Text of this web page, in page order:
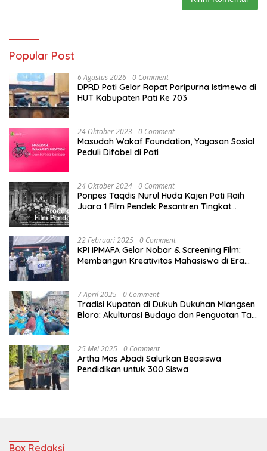
Popular Post
6 Agustus 2026 0 Comment
DPRD Pati Gelar Rapat Paripurna Istimewa di
HUT Kabupaten Pati Ke 703
24 Oktober 2023 0 Comment
Masudah Wakaf Foundation, Yayasan Sosial
Peduli Difabel di Pati
24 Oktober 2024 0 Comment
Ponpes Taqdis Nurul Huda Kajen Pati Raih
Juara 1 Film Pendek Pesantren Tingkat
22 Februari 2025 0 Comment
KPI IPMAFA Gelar Nobar & Screening Film:
Membangun Kreativitas Mahasiswa di Era
7 April 2025 0 Comment
Tradisi Kupatan di Dukuh Dukuhan Mlangsen
Blora: Akulturasi Budaya dan Penguatan Tali
25 Mei 2025 0 Comment
Artha Mas Abadi Salurkan Beasiswa
Pendidikan untuk 300 Siswa
Box Redaksi